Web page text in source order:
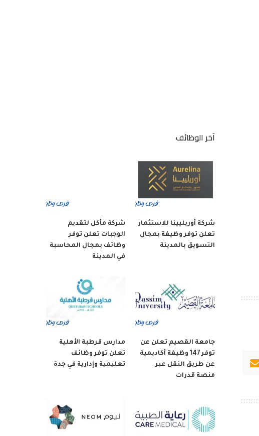
آخر الوظائف
شركة أوريليينا للاستثمار
تعلن توفر وظيفة بمجال
التسويق بالمدينة
شركة مأكل لتقديم
الوجبات تعلن توفر
وظائف بمجال المحاسبة
في المدينة
جامعة القصيم تعلن عن
توفر 147 وظيفة أكاديمية
عن طريق النقل عبر
منصة قدرات
مدارس قرطبة الأهلية
تعلن توفر وظائف
تعليمية وإدارية في جدة